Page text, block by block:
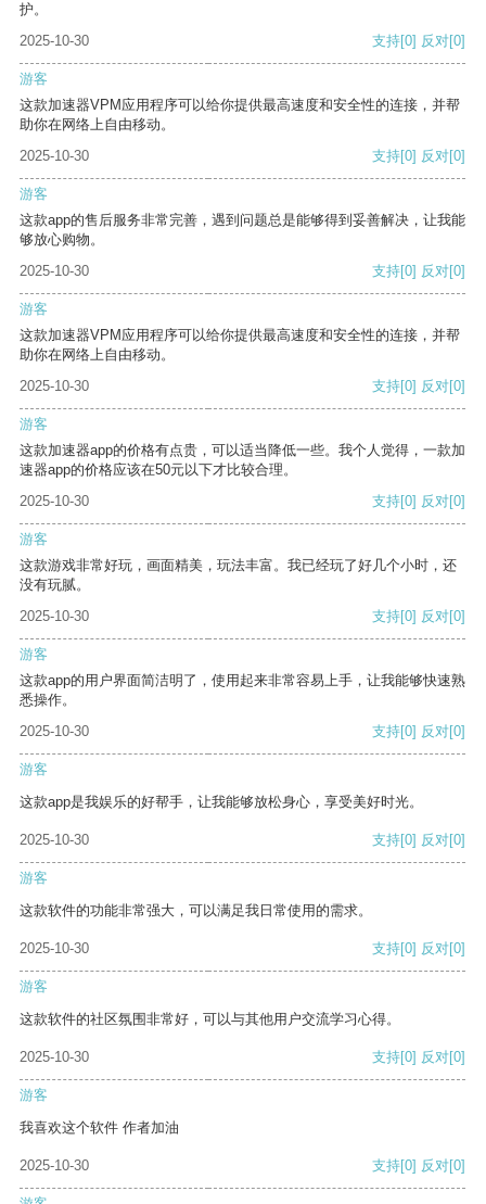
护。
2025-10-30
支持[0] 反对[0]
游客
这款加速器VPM应用程序可以给你提供最高速度和安全性的连接，并帮
助你在网络上自由移动。
2025-10-30
支持[0] 反对[0]
游客
这款app的售后服务非常完善，遇到问题总是能够得到妥善解决，让我能
够放心购物。
2025-10-30
支持[0] 反对[0]
游客
这款加速器VPM应用程序可以给你提供最高速度和安全性的连接，并帮
助你在网络上自由移动。
2025-10-30
支持[0] 反对[0]
游客
这款加速器app的价格有点贵，可以适当降低一些。我个人觉得，一款加
速器app的价格应该在50元以下才比较合理。
2025-10-30
支持[0] 反对[0]
游客
这款游戏非常好玩，画面精美，玩法丰富。我已经玩了好几个小时，还
没有玩腻。
2025-10-30
支持[0] 反对[0]
游客
这款app的用户界面简洁明了，使用起来非常容易上手，让我能够快速熟
悉操作。
2025-10-30
支持[0] 反对[0]
游客
这款app是我娱乐的好帮手，让我能够放松身心，享受美好时光。
2025-10-30 支持[0] 反对[0]
游客
这款软件的功能非常强大，可以满足我日常使用的需求。
2025-10-30 支持[0] 反对[0]
游客
这款软件的社区氛围非常好，可以与其他用户交流学习心得。
2025-10-30 支持[0] 反对[0]
游客
我喜欢这个软件 作者加油
2025-10-30 支持[0] 反对[0]